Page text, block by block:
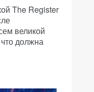
The Register
великой
должна